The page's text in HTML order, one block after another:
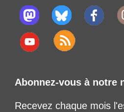
Abonnez-vous à notre
Recevez chaque mois